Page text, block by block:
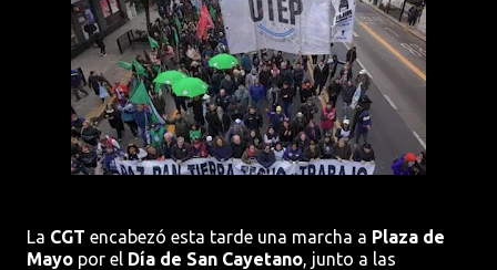
La CGT encabezó esta tarde una marcha a Plaza de
Mayo por el Día de San Cayetano, junto a las